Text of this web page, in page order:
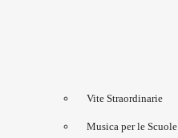
Vite Straordinarie
Musica per le Scuole